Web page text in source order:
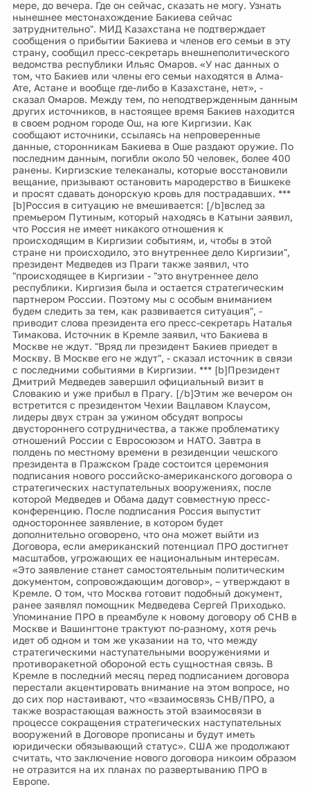
мере, до вечера. Где он сейчас, сказать не могу. Узнать
нынешнее местонахождение Бакиева сейчас
затруднительно". МИД Казахстана не подтверждает
сообщения о прибытии Бакиева и членов его семьи в эту
страну, сообщил пресс-секретарь внешнеполитического
ведомства республики Ильяс Омаров. «У нас данных о
том, что Бакиев или члены его семьи находятся в Алма-
Ате, Астане и вообще где-либо в Казахстане, нет», -
сказал Омаров. Между тем, по неподтвержденным данным
других источников, в настоящее время Бакиев находится
в своем родном городе Ош, на юге Киргизии. Как
сообщают источники, ссылаясь на непроверенные
данные, сторонникам Бакиева в Оше раздают оружие. По
последним данным, погибли около 50 человек, более 400
ранены. Киргизские телеканалы, которые восстановили
вещание, призывают остановить мародерство в Бишкеке
и просят сдавать донорскую кровь для пострадавших. ***
[b]Россия в ситуацию не вмешивается: [/b]вслед за
премьером Путиным, который находясь в Катыни заявил,
что Россия не имеет никакого отношения к
происходящим в Киргизии событиям, и, чтобы в этой
стране ни происходило, это внутреннее дело Киргизии",
президент Медведев из Праги также заявил, что
"происходящее в Киргизии - "это внутреннее дело
республики. Киргизия была и остается стратегическим
партнером России. Поэтому мы с особым вниманием
будем следить за тем, как развивается ситуация", -
приводит слова президента его пресс-секретарь Наталья
Тимакова. Источник в Кремле заявил, что Бакиева в
Москве не ждут. "Вряд ли президент Бакиев приедет в
Москву. В Москве его не ждут", - сказал источник в связи
с последними событиями в Киргизии. *** [b]Президент
Дмитрий Медведев завершил официальный визит в
Словакию и уже прибыл в Прагу. [/b]Этим же вечером он
встретится с президентом Чехии Вацлавом Клаусом,
лидеры двух стран за ужином обсудят вопросы
двустороннего сотрудничества, а также проблематику
отношений России с Евросоюзом и НАТО. Завтра в
полдень по местному времени в резиденции чешского
президента в Пражском Граде состоится церемония
подписания нового российско-американского договора о
стратегических наступательных вооружениях, после
которой Медведев и Обама дадут совместную пресс-
конференцию. После подписания Россия выпустит
одностороннее заявление, в котором будет
дополнительно оговорено, что она может выйти из
Договора, если американский потенциал ПРО достигнет
масштабов, угрожающих ее национальным интересам.
«Это заявление станет самостоятельным политическим
документом, сопровождающим договор», – утверждают в
Кремле. О том, что Москва готовит подобный документ,
ранее заявлял помощник Медведева Сергей Приходько.
Упоминание ПРО в преамбуле к новому договору об СНВ в
Москве и Вашингтоне трактуют по-разному, хотя речь
идет об одном и том же указании на то, что между
стратегическими наступательными вооружениями и
противоракетной обороной есть сущностная связь. В
Кремле в последний месяц перед подписанием договора
перестали акцентировать внимание на этом вопросе, но
до сих пор настаивают, что «взаимосвязь СНВ/ПРО, а
также возрастающая важность этой взаимосвязи в
процессе сокращения стратегических наступательных
вооружений в Договоре прописаны и будут иметь
юридически обязывающий статус». США же продолжают
считать, что заключение нового договора никоим образом
не отразится на их планах по развертыванию ПРО в
Европе.